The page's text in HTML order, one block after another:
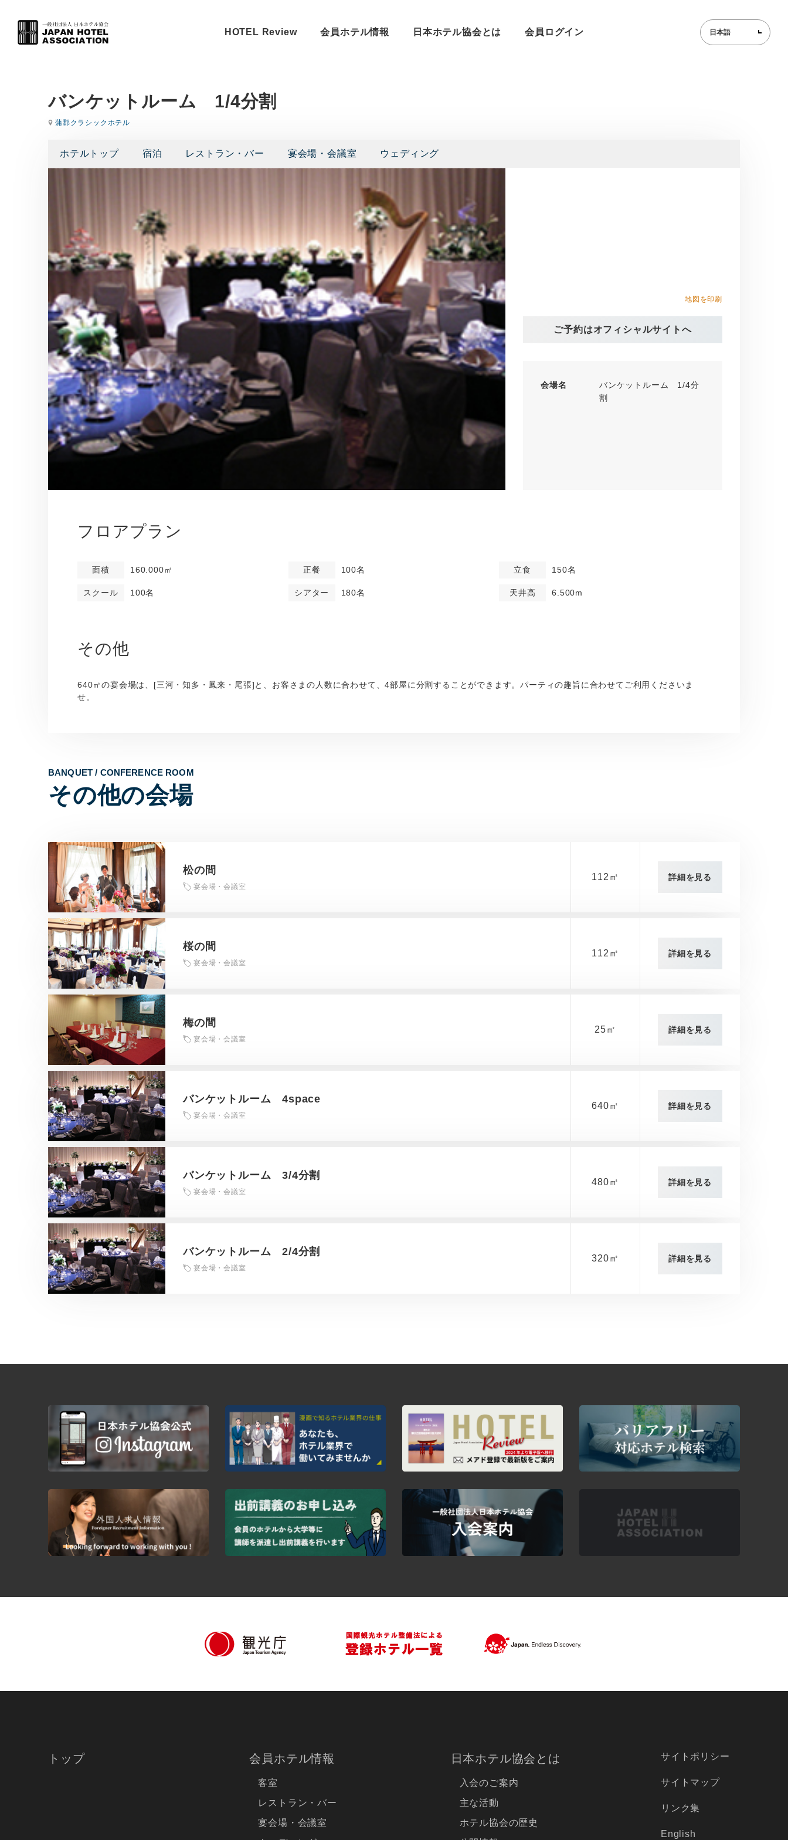
HOTEL Review 会員ホテル情報 日本ホテル協会とは 会員ログイン
バンケットルーム 1/4分割
蒲郡クラシックホテル
ホテルトップ 宿泊 レストラン・バー 宴会場・会議室 ウェディング
地図を印刷
ご予約はオフィシャルサイトへ
会場名
バンケットルーム 1/4分
割
フロアプラン
面積 160.000㎡ 正餐 100名 立食 150名
スクール 100名 シアター 180名 天井高 6.500m
その他
640㎡の宴会場は、[三河・知多・鳳来・尾張]と、お客さまの人数に合わせて、4部屋に分割することができます。パーティの趣旨に合わせてご利用くださいま
せ。
BANQUET / CONFERENCE ROOM
その他の会場
松の間
宴会場・会議室
112㎡ 詳細を見る
桜の間
宴会場・会議室
112㎡ 詳細を見る
梅の間
宴会場・会議室
25㎡ 詳細を見る
バンケットルーム 4space
宴会場・会議室
640㎡ 詳細を見る
バンケットルーム 3/4分割
宴会場・会議室
480㎡ 詳細を見る
バンケットルーム 2/4分割
宴会場・会議室
320㎡ 詳細を見る
トップ 会員ホテル情報
客室
レストラン・バー
宴会場・会議室
日本ホテル協会とは
入会のご案内
主な活動
ホテル協会の歴史
サイトポリシー
サイトマップ
リンク集
English